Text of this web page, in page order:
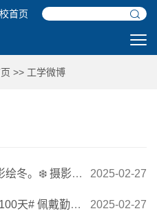
首页
>> 工学微博
摄影｜蓝猫同学 2025-02-27
唱“风雨兼程，梦想成真”！今... 2025-02-27